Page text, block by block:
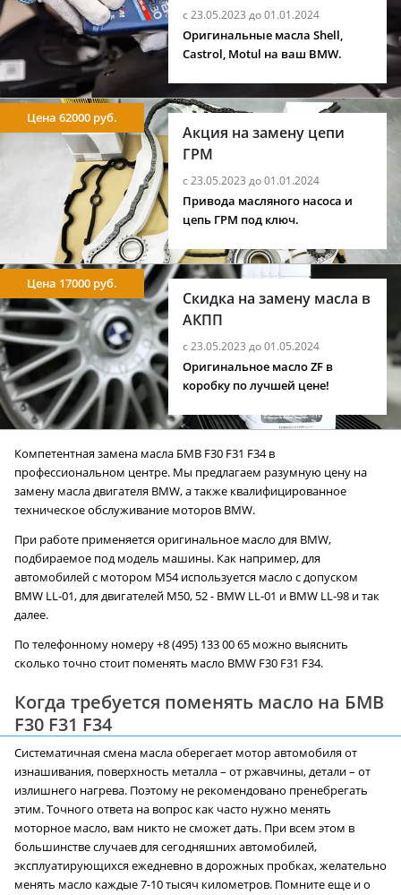
с 23.05.2023 до 01.01.2024
Оригинальные масла Shell,
Castrol, Motul на ваш BMW.
Акция на замену цепи
ГРМ
с 23.05.2023 до 01.01.2024
Цена 62000 руб.
Привода масляного насоса и
цепь ГРМ под ключ.
Скидка на замену масла в
АКПП
с 23.05.2023 до 01.05.2024
Цена 17000 руб.
Оригинальное масло ZF в
коробку по лучшей цене!
Компетентная замена масла БМВ F30 F31 F34 в
профессиональном центре. Мы предлагаем разумную цену на
замену масла двигателя BMW, а также квалифицированное
техническое обслуживание моторов BMW.
При работе применяется оригинальное масло для BMW,
подбираемое под модель машины. Как например, для
автомобилей с мотором М54 используется масло с допуском
BMW LL-01, для двигателей М50, 52 - BMW LL-01 и BMW LL-98 и так
далее.
По телефонному номеру +8 (495) 133 00 65 можно выяснить
сколько точно стоит поменять масло BMW F30 F31 F34.
Когда требуется поменять масло на БМВ
F30 F31 F34
Систематичная смена масла оберегает мотор автомобиля от
изнашивания, поверхность металла – от ржавчины, детали – от
излишнего нагрева. Поэтому не рекомендовано пренебрегать
этим. Точного ответа на вопрос как часто нужно менять
моторное масло, вам никто не сможет дать. При всем этом в
большинстве случаев для сегодняшних автомобилей,
эксплуатирующихся ежедневно в дорожных пробках, желательно
менять масло каждые 7-10 тысяч километров. Помните еще и о